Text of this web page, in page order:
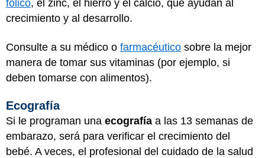
fólico, el zinc, el hierro y el calcio, que ayudan al
crecimiento y al desarrollo.
Consulte a su médico o farmacéutico sobre la mejor
manera de tomar sus vitaminas (por ejemplo, si
deben tomarse con alimentos).
Ecografía
Si le programan una ecografía a las 13 semanas de
embarazo, será para verificar el crecimiento del
bebé. A veces, el profesional del cuidado de la salud